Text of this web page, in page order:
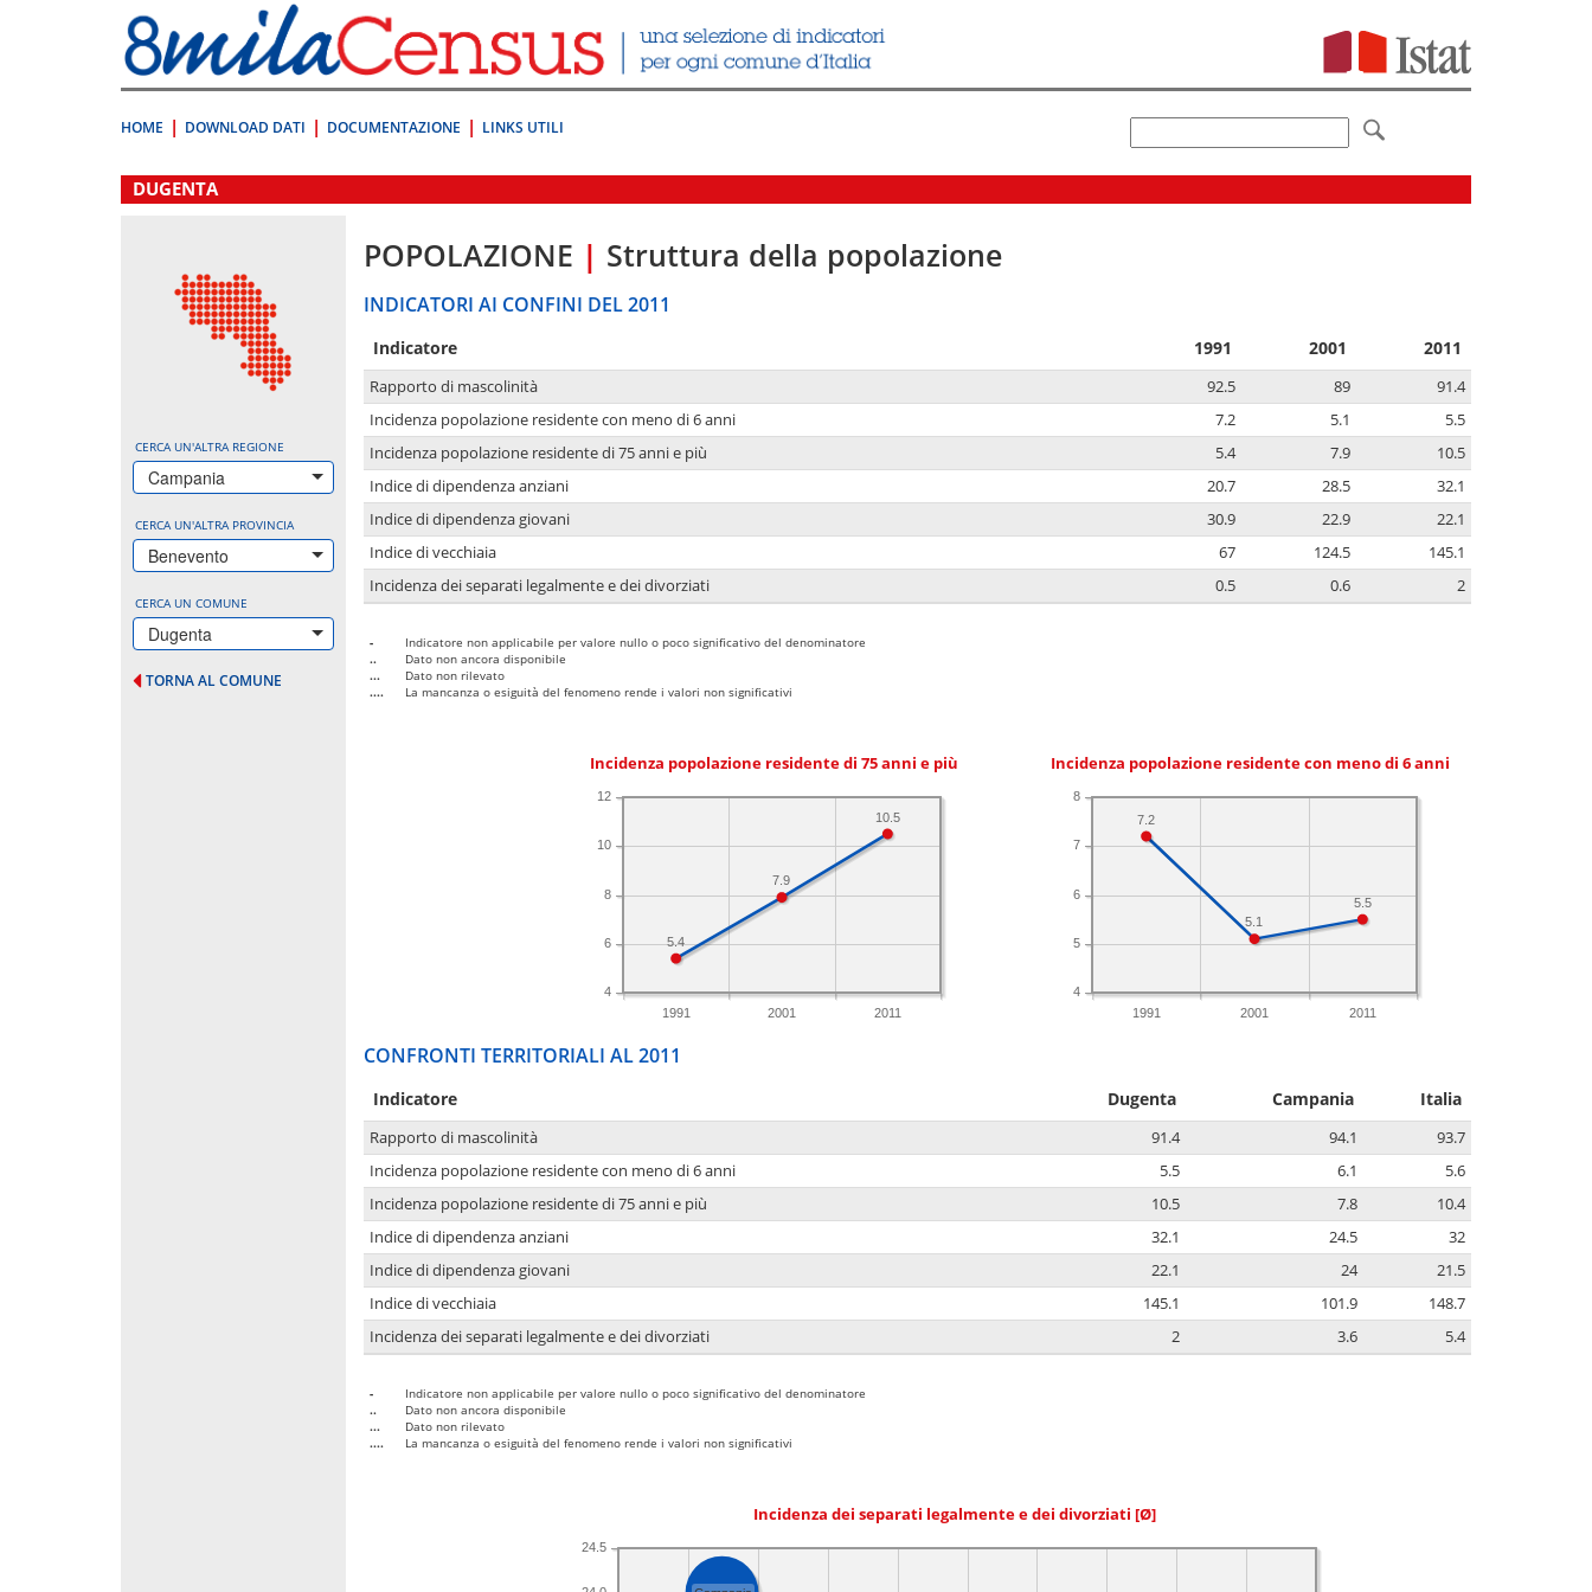
direttamente
a:
Contenuto
HOME DOWNLOAD DATI DOCUMENTAZIONE LINKS UTILI
.
DUGENTA
CERCA UN'ALTRA REGIONE
Campania
CERCA UN'ALTRA PROVINCIA
Benevento
CERCA UN COMUNE
Dugenta
TORNA AL COMUNE
POPOLAZIONE | Struttura della popolazione
INDICATORI AI CONFINI DEL 2011
Indicatore 1991 2001 2011
Rapporto di mascolinità 92.5 89
91.4
Incidenza popolazione residente con meno di 6 anni
7.2 5.1
5.5
Incidenza popolazione residente di 75 anni e più
5.4 7.9
10.5
Indice di dipendenza anziani
20.7 28.5
32.1
Indice di dipendenza giovani
30.9 22.9
22.1
Indice di vecchiaia
67 124.5
145.1
Incidenza dei separati legalmente e dei divorziati
0.5 0.6 2
-
Indicatore non applicabile per valore nullo o poco significativo del denominatore
..
Dato non ancora disponibile
...
Dato non rilevato
....
La mancanza o esiguità del fenomeno rende i valori non significativi
Incidenza popolazione residente di 75 anni e più
1991 2001 2011
4
6
8
10
12
10.5
7.9
5.4
Incidenza popolazione residente con meno di 6 anni
1991 2001 2011
4
5
6
7
8
5.5
5.1
7.2
CONFRONTI TERRITORIALI AL 2011
Indicatore Dugenta Campania Italia
Rapporto di mascolinità 91.4 94.1
93.7
Incidenza popolazione residente con meno di 6 anni
5.5 6.1
5.6
Incidenza popolazione residente di 75 anni e più
10.5 7.8
10.4
Indice di dipendenza anziani
32.1 24.5
32
Indice di dipendenza giovani
22.1 24
21.5
Indice di vecchiaia
145.1 101.9
148.7
Incidenza dei separati legalmente e dei divorziati
2 3.6 5.4
-
Indicatore non applicabile per valore nullo o poco significativo del denominatore
..
Dato non ancora disponibile
...
Dato non rilevato
....
La mancanza o esiguità del fenomeno rende i valori non significativi
Incidenza dei separati legalmente e dei divorziati [Ø]
24.5